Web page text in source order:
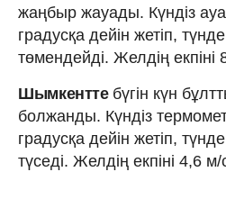
жаңбыр жауады. Күндіз
градусқа дейін жетіп,
төмендейді. Желдің
Шымкентте бүгін күн
болжанды. Күндіз
градусқа дейін жетіп,
түседі. Желдің екпіні 4,6